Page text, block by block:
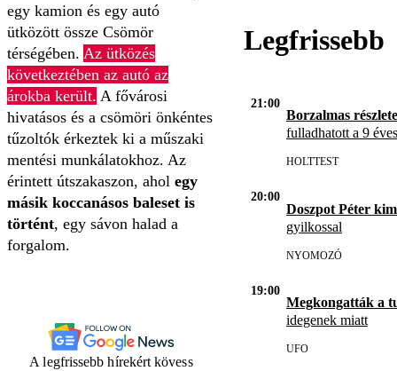
egy kamion és egy autó
ütközött össze Csömör
térségében. Az ütközés
következtében az autó az
árokba került. A fővárosi
hivatásos és a csömöri önkéntes
tűzoltók érkeztek ki a műszaki
mentési munkálatokhoz. Az
érintett útszakaszon, ahol egy
másik koccanásos baleset is
történt, egy sávon halad a
forgalom.
A legfrissebb hírekért kövess
Legfrissebb
21:00
Borzalmas
fulladhatott a 9
HOLTTEST
20:00
Doszpot Péter
gyilkossal
NYOMOZÓ
19:00
Megkongatták a
idegenek miatt
UFO